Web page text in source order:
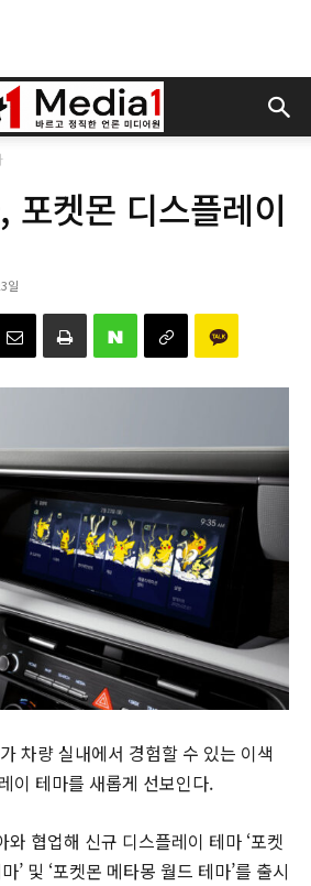
포켓몬 디스플레이
일
차량 실내에서 경험할 수 있는 이색
이 테마를 새롭게 선보인다.
협업해 신규 디스플레이 테마 ‘포켓
’ 및 ‘포켓몬 메타몽 월드 테마’를 출시